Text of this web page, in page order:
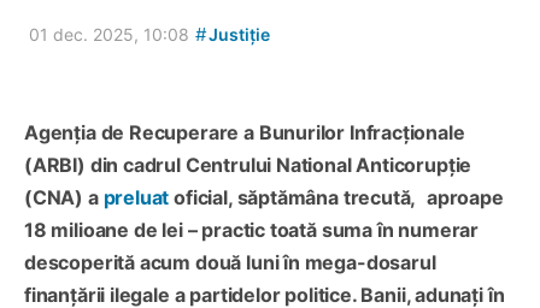
01 dec. 2025, 10:08 #Justiție
Agenția de Recuperare a Bunurilor Infracționale
(ARBI) din cadrul Centrului National Anticorupție
(CNA) a preluat oficial, săptămâna trecută, aproape
18 milioane de lei – practic toată suma în numerar
descoperită acum două luni în mega-dosarul
finanțării ilegale a partidelor politice. Banii, adunați în